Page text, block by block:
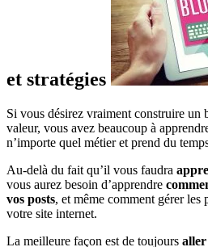
et stratégies
Si vous désirez vraiment construire
valeur, vous avez beaucoup à
n’importe quel métier et prend du
Au-delà du fait qu’il vous faudra
vous aurez besoin d’apprendre
vos posts, et même comment gérer les
votre site internet.
La meilleure façon est de toujours aller